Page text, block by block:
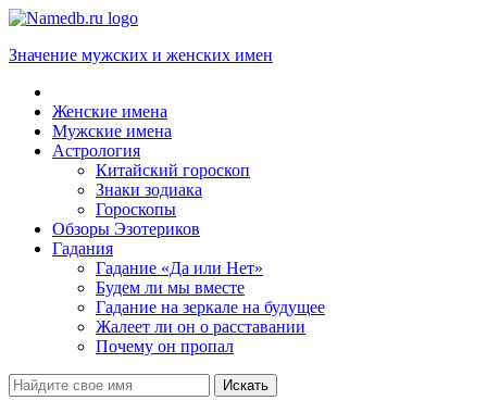
Значение мужских и женских имен
Женские имена
Мужские имена
Астрология
Китайский гороскоп
Знаки зодиака
Гороскопы
Обзоры Эзотериков
Гадания
Гадание «Да или Нет»
Будем ли мы вместе
Гадание на зеркале на будущее
Жалеет ли он о расставании
Почему он пропал